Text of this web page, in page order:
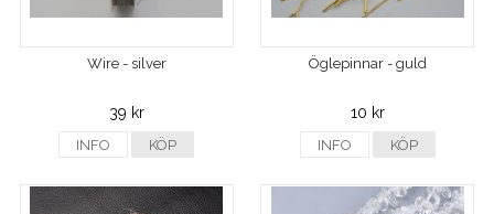
Wire - silver
39 kr
INFO KÖP
Öglepinnar - guld
10 kr
INFO KÖP